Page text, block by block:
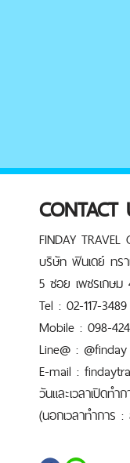
CONTACT
FINDAY TRAVEL
บริษัท ฟินเดย์ ทร
5 ซอย เพชรเกษม
Tel : 02-117-3489
Mobile : 098-
Line@ : @finday
E-mail :
วันและเวลาเปิดท
(นอกเวลาทำการ